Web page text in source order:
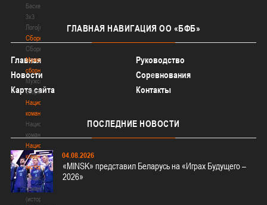
Баскетбол
3х3
Лого[modid=121]
Сборные
Сборные
Мужские
сборные
Мужские
сборные
Национальная
команда
Национальная
команда
Национальная
команда
(история)
Национальная
команда
(история)
ГЛАВНАЯ НАВИГАЦИЯ ОО «БФБ»
Главная
Руководство
Новости
Соревнования
Карта сайта
Контакты
ПОСЛЕДНИЕ НОВОСТИ
04.08.2026
«MINSK» представил Беларусь на «Играх Будущего –
2026»